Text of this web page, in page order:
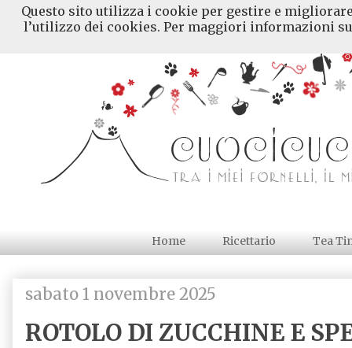
Home Ricettario Tea
sabato 1 novembre 2025
ROTOLO DI ZUCCHINE E
Questo sito utilizza i cookie per gestire e
l’utilizzo dei cookies. Per maggiori informazioni